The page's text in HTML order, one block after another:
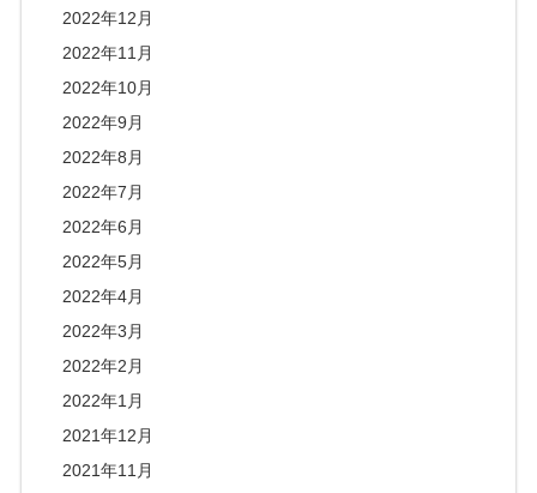
2022年12月
2022年11月
2022年10月
2022年9月
2022年8月
2022年7月
2022年6月
2022年5月
2022年4月
2022年3月
2022年2月
2022年1月
2021年12月
2021年11月